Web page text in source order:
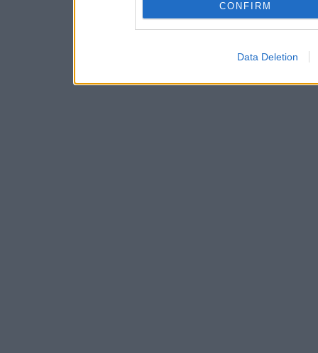
CONFIRM
Data Deletion